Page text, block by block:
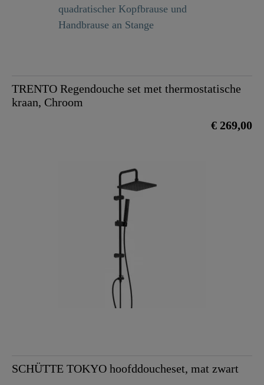
TRENTO Regendouche set met thermostatische
kraan, Chroom
€ 269,00
SCHÜTTE TOKYO hoofddoucheset, mat zwart